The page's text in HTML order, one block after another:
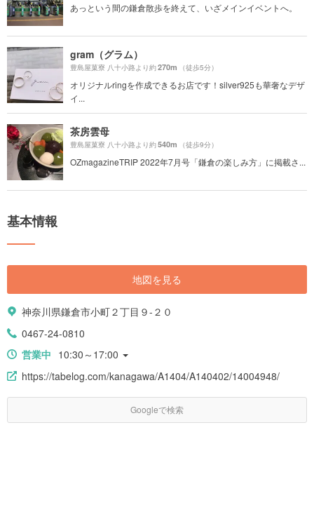
あっという間の鎌倉散歩を終えて、いざメインイベントへ。
gram（グラム）
豊島屋菓寮 八十小路より約270m （徒歩5分）
オリジナルringを作成できるお店です！silver925も華奢なデザ
イ...
茶房雲母
豊島屋菓寮 八十小路より約540m （徒歩9分）
OZmagazineTRIP 2022年7月号「鎌倉の楽しみ方」に掲載さ...
基本情報
地図を見る
神奈川県鎌倉市小町２丁目９-２０
0467-24-0810
営業中 10:30～17:00
https://tabelog.com/kanagawa/A1404/A140402/14004948/
Googleで検索